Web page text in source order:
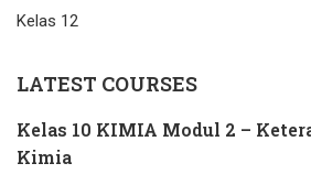
Kelas 12
LATEST COURSES
Kelas 10 KIMIA Modul 2 –
Kimia